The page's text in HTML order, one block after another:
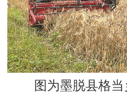
图为墨脱县格